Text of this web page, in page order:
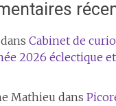
dans Cabinet de
2026 éclectique et
Mathieu dans